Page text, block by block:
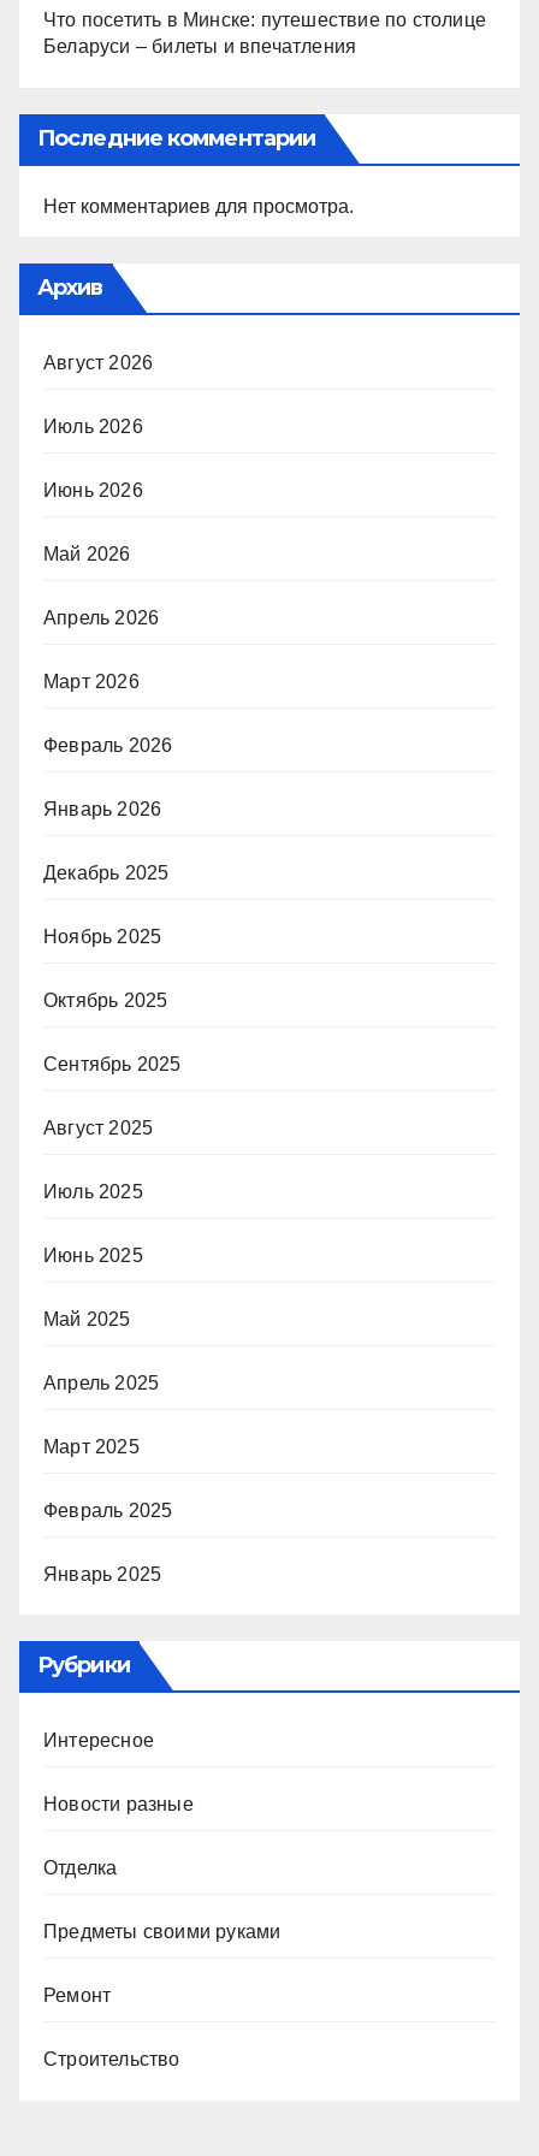
Что посетить в Минске: путешествие по столице
Беларуси – билеты и впечатления
Последние комментарии
Нет комментариев для просмотра.
Архив
Август 2026
Июль 2026
Июнь 2026
Май 2026
Апрель 2026
Март 2026
Февраль 2026
Январь 2026
Декабрь 2025
Ноябрь 2025
Октябрь 2025
Сентябрь 2025
Август 2025
Июль 2025
Июнь 2025
Май 2025
Апрель 2025
Март 2025
Февраль 2025
Январь 2025
Рубрики
Интересное
Новости разные
Отделка
Предметы своими руками
Ремонт
Строительство